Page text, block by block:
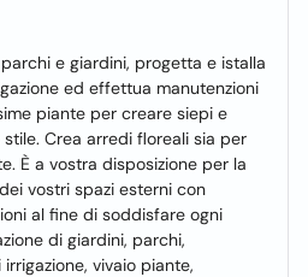
e giardini, progetta e istalla
ed effettua manutenzioni
piante per creare siepi e
Crea arredi floreali sia per
È a vostra disposizione per la
vostri spazi esterni con
al fine di soddisfare ogni
di giardini, parchi,
vivaio piante,